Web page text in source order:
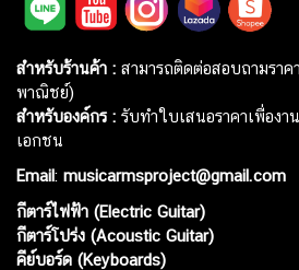
สำหรับร้านค้า : สามารถติดต่อสอบถามราค
พาณิชย์)
สำหรับองค์กร : รับทำใบเสนอราคาเพื่องา
เอกชน
Email: musicarmsproject@gmail.com
กีตาร์ไฟฟ้า (Electric Guitar)
กีตาร์โปร่ง (Acoustic Guitar)
คีย์บอร์ด (Keyboards)